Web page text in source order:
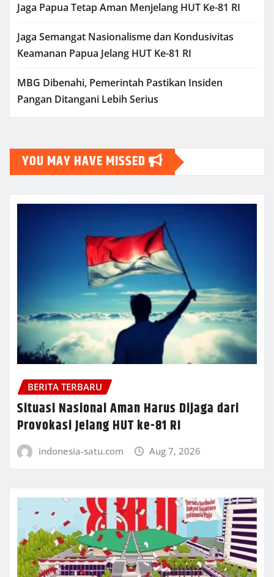
Jaga Papua Tetap Aman Menjelang HUT Ke-81 RI
Jaga Semangat Nasionalisme dan Kondusivitas
Keamanan Papua Jelang HUT Ke-81 RI
MBG Dibenahi, Pemerintah Pastikan Insiden
Pangan Ditangani Lebih Serius
YOU MAY HAVE MISSED
BERITA TERBARU
Situasi Nasional Aman Harus Dijaga dari
Provokasi Jelang HUT ke-81 RI
indonesia-satu.com Aug 7, 2026